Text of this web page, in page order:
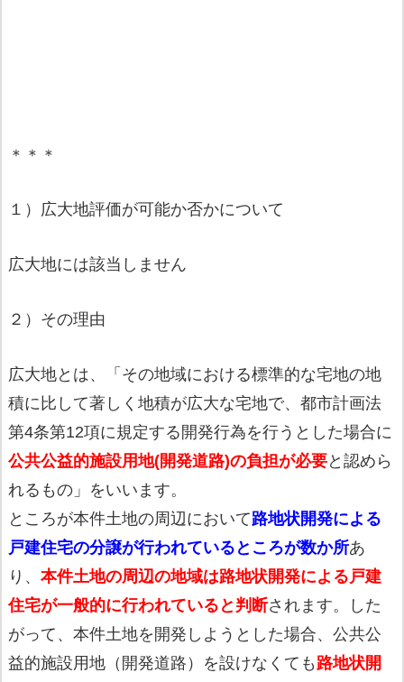
＊＊＊
１）広大地評価が可能か否かについて
広大地には該当しません
２）その理由
広大地とは、「その地域における標準的な宅地の地
積に比して著しく地積が広大な宅地で、都市計画法
第4条第12項に規定する開発行為を行うとした場合に
公共公益的施設用地(開発道路)の負担が必要と認めら
れるもの」をいいます。
ところが本件土地の周辺において路地状開発による
戸建住宅の分譲が行われているところが数か所あ
り、 本件土地の周辺の地域は路地状開発による戸建
住宅が一般的に行われていると判断されます。した
がって、本件土地を開発しようとした場合、公共公
益的施設用地（開発道路）を設けなくても 路地状開